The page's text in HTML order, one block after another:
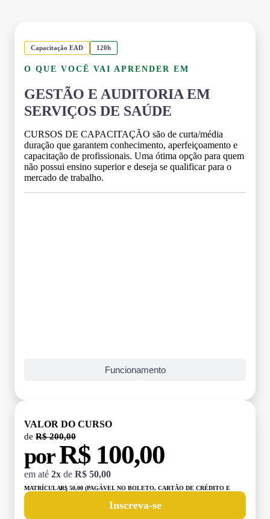
Capacitação EAD 120h
O QUE VOCÊ VAI APRENDER EM
GESTÃO E AUDITORIA EM
SERVIÇOS DE SAÚDE
CURSOS DE CAPACITAÇÃO são de curta/média
duração que garantem conhecimento, aperfeiçoamento e
capacitação de profissionais. Uma ótima opção para quem
não possui ensino superior e deseja se qualificar para o
mercado de trabalho.
Funcionamento
VALOR DO CURSO
de R$ 200,00
porR$ 100,00
em até 2x de R$ 50,00
MATRÍCULA:R$ 50,00 (PAGÁVEL NO BOLETO, CARTÃO DE CRÉDITO E
Inscreva-se